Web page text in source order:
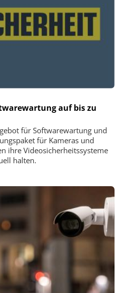
auf bis zu
für Softwarewartung und
für Kameras und
ihre Videosicherheitssysteme
halten.